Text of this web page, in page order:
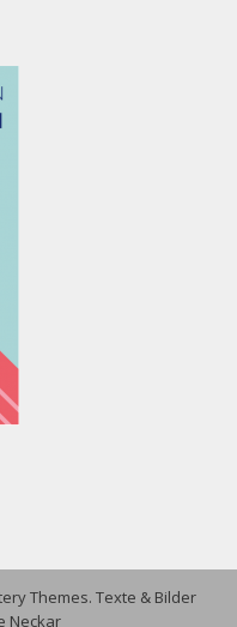
Themes. Texte & Bilder
Neckar